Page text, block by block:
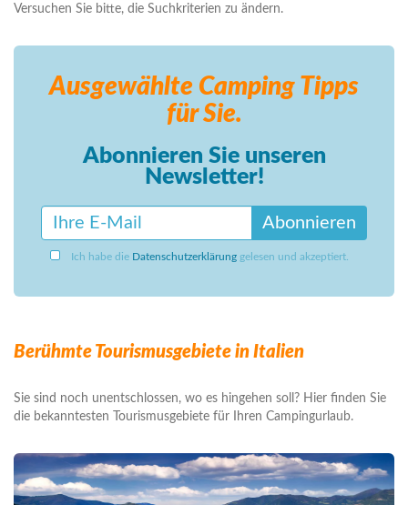
Versuchen Sie bitte, die Suchkriterien zu ändern.
Ausgewählte Camping Tipps
für Sie.
Abonnieren Sie unseren
Newsletter!
Abonnieren
Ich habe die Datenschutzerklärung gelesen und akzeptiert.
Berühmte Tourismusgebiete in Italien
Sie sind noch unentschlossen, wo es hingehen soll? Hier finden Sie
die bekanntesten Tourismusgebiete für Ihren Campingurlaub.